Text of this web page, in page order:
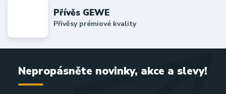
Přívěs GEWE
Přívěsy prémiové kvality
Nepropásněte novinky, akce a slevy!